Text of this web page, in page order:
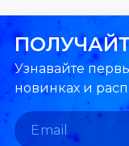
Узнавайте
новинках и